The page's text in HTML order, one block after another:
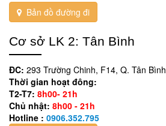
Bản đồ đường đi
Cơ sở LK 2: Tân Bình
ĐC: 293 Trường Chinh, F14, Q. Tân Bình
Thời gian hoạt đông:
T2-T7: 8h00- 21h
Chủ nhật: 8h00 - 21h
Hotline : 0906.352.795